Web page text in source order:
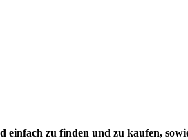
zu finden und zu kaufen,